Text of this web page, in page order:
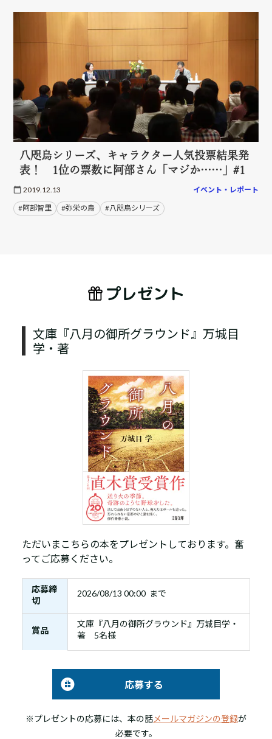
八咫烏シリーズ、キャラクター人気投票結果発
表！ 1位の票数に阿部さん「マジか……」#1
2019.12.13 イベント・レポート
#阿部智里 #弥栄の烏 #八咫烏シリーズ
プレゼント
文庫『八月の御所グラウンド』万城目
学・著
ただいまこちらの本をプレゼントしております。奮
ってご応募ください。
応募締
切
2026/08/13 00:00 まで
賞品
文庫『八月の御所グラウンド』万城目学・
著 5名様
応募する
※プレゼントの応募には、本の話メールマガジンの登録が
必要です。